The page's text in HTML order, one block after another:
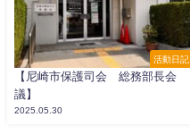
活動日記
【尼崎市保護司会 総務部長会
議】
2025.05.30